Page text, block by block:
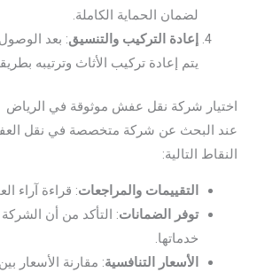
لضمان الحماية الكاملة.
إعادة التركيب والتنسيق: بعد
يتم إعادة تركيب الأثاث وترتيبه
اختيار شركة نقل عفش موثوقة في الرياض
عند البحث عن شركة متخصصة في نقل
النقاط التالية:
التقييمات والمراجعات: قراءة آراء
توفر الضمانات: التأكد من أن
خدماتها.
الأسعار التنافسية: مقارنة الأسعار